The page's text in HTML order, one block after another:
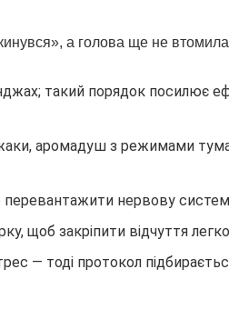
а голова ще не
такий порядок посилює
аромадуш з режимами
перевантажити нервову
щоб закріпити відчуття
— тоді протокол